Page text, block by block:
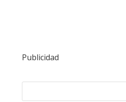
Publicidad